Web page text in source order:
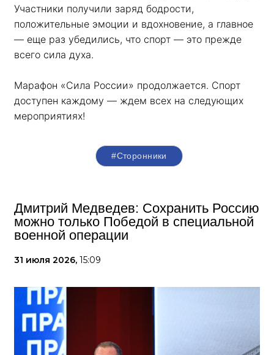
Участники получили заряд бодрости,
положительные эмоции и вдохновение, а главное
— еще раз убедились, что спорт — это прежде
всего сила духа.
Марафон «Сила России» продолжается. Спорт
доступен каждому — ждем всех на следующих
мероприятиях!
#Сторонники
Дмитрий Медведев: Сохранить Россию
можно только Победой в специальной
военной операции
31 июля 2026, 15:09